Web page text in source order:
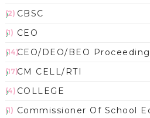
CBSC
(2)
CEO
(1)
CEO/DEO/BEO
(14)
CM CELL/RTI
(17)
COLLEGE
(4)
Commissioner Of School
(1)